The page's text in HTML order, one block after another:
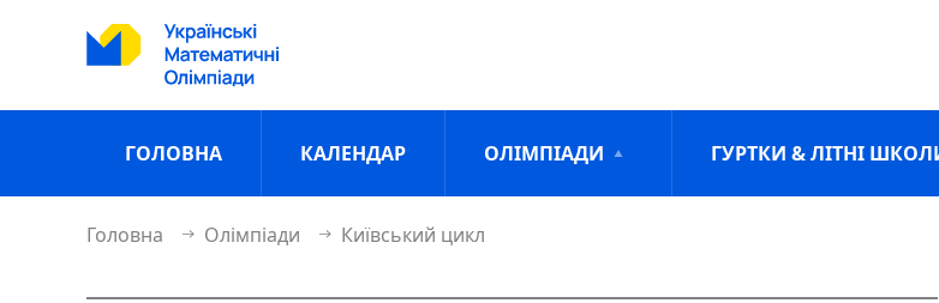
ГОЛОВНА КАЛЕНДАР ОЛІМПІАДИ ГУРТКИ & ЛІТНІ
Головна Олімпіади Київський цикл